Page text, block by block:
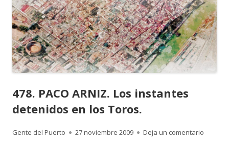
478. PACO ARNIZ. Los instantes
detenidos en los Toros.
Autor
Gente del Puerto
Publicado
27 noviembre 2009 Deja un comentario